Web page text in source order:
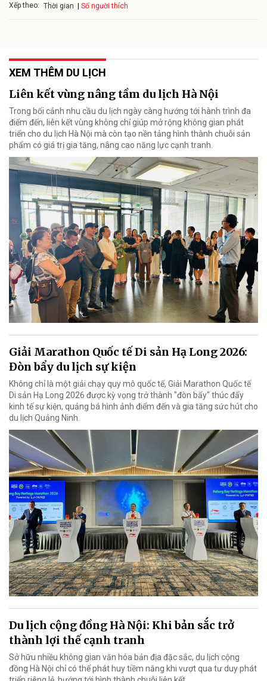
Xếp theo: Thời gian Số người thích
XEM THÊM DU LỊCH
Liên kết vùng nâng tầm du lịch Hà Nội
Trong bối cảnh nhu cầu du lịch ngày càng hướng tới hành trình đa
điểm đến, liên kết vùng không chỉ giúp mở rộng không gian phát
triển cho du lịch Hà Nội mà còn tạo nền tảng hình thành chuỗi sản
phẩm có giá trị gia tăng, nâng cao năng lực cạnh tranh.
Giải Marathon Quốc tế Di sản Hạ Long 2026:
Đòn bẩy du lịch sự kiện
Không chỉ là một giải chạy quy mô quốc tế, Giải Marathon Quốc tế
Di sản Hạ Long 2026 được kỳ vọng trở thành "đòn bẩy" thúc đẩy
kinh tế sự kiện, quảng bá hình ảnh điểm đến và gia tăng sức hút cho
du lịch Quảng Ninh.
Du lịch cộng đồng Hà Nội: Khi bản sắc trở
thành lợi thế cạnh tranh
Sở hữu nhiều không gian văn hóa bản địa đặc sắc, du lịch cộng
đồng Hà Nội chỉ có thể phát huy tiềm năng khi vượt qua tư duy phát